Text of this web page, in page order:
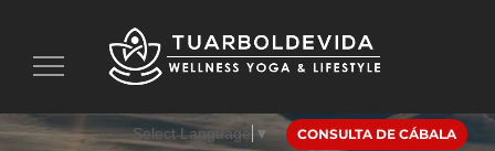
Toggle
navigation
CONSULTA DE CÁBALA
Select Language ▼